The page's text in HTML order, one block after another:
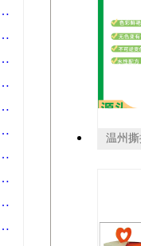
么调？标签打印机出纸位置调整教程
题解决方案，提升打印效率！
程详解，助你顺利中标！
命有多长？维护技巧大揭秘！
墨？详细步骤图解教程！
清洗绝招，轻松解决打印难题！
重影？故障排查与解决方案！
行榜，哪些品牌值得信赖？
应用：拓展新领域的***解析！
了？专业维修教程来了！